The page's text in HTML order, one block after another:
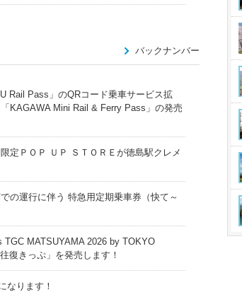
バックナンバー
Rail Pass」のQRコード乗車サービス拡
KAGAWA Mini Rail & Ferry Pass」の発売
定ＰＯＰ ＵＰ ＳＴＯＲＥが徳島駅クレメ
の運行に伴う 特急用定期乗車券（快て～
MATSUYAMA 2026 by TOKYO
復きっぷ」を発売します！
なります！